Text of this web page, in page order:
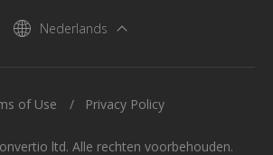
Nederlands
ltd. Alle rechten voorbehouden.
of Use Privacy Policy